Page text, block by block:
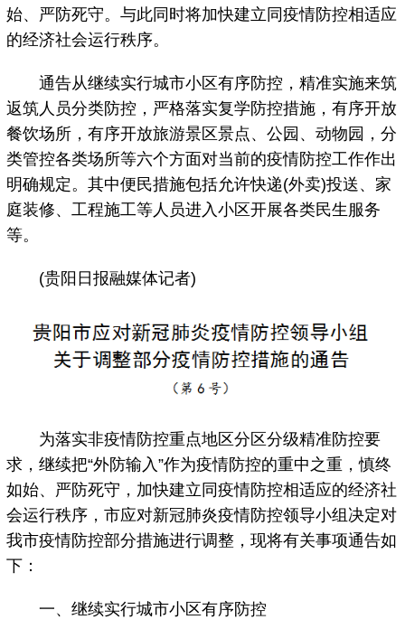
始、严防死守。与此同时将加快建立同疫情防控相适应
的经济社会运行秩序。
通告从继续实行城市小区有序防控，精准实施来筑
返筑人员分类防控，严格落实复学防控措施，有序开放
餐饮场所，有序开放旅游景区景点、公园、动物园，分
类管控各类场所等六个方面对当前的疫情防控工作作出
明确规定。其中便民措施包括允许快递(外卖)投送、家
庭装修、工程施工等人员进入小区开展各类民生服务
等。
(贵阳日报融媒体记者)
为落实非疫情防控重点地区分区分级精准防控要
求，继续把“外防输入”作为疫情防控的重中之重，慎终
如始、严防死守，加快建立同疫情防控相适应的经济社
会运行秩序，市应对新冠肺炎疫情防控领导小组决定对
我市疫情防控部分措施进行调整，现将有关事项通告如
下：
一、继续实行城市小区有序防控